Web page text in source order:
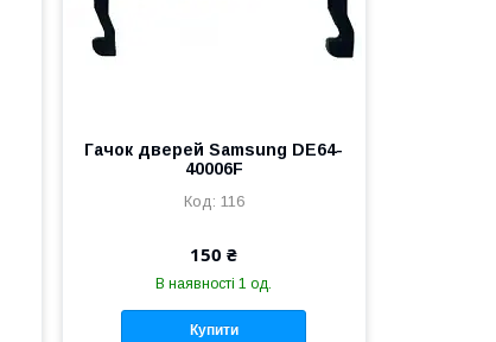
Гачок дверей Samsung DE64-
40006F
116
150 ₴
В наявності 1 од.
Купити